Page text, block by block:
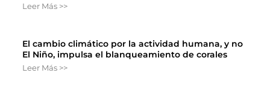
Leer Más >>
El cambio climático por la actividad humana, y no
El Niño, impulsa el blanqueamiento de corales
Leer Más >>